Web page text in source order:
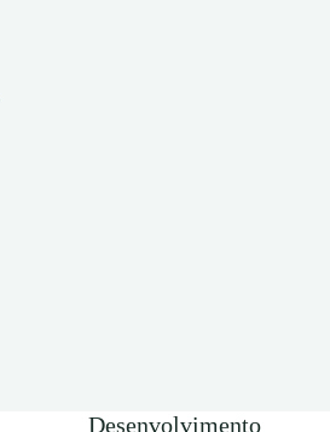
Desenvolvimento